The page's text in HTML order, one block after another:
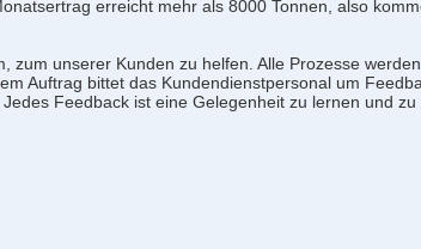
erreicht mehr als 8000 Tonnen, also
unserer Kunden zu helfen. Alle Prozesse
Auftrag bittet das Kundendienstpersonal um
Feedback ist eine Gelegenheit zu lernen und